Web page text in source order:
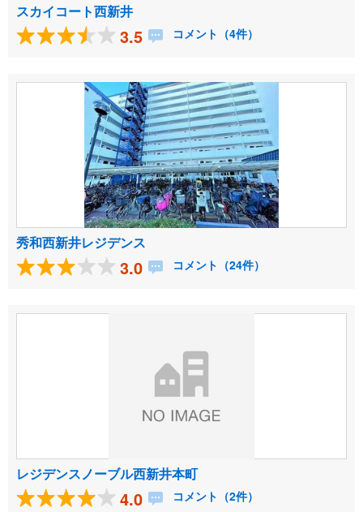
スカイコート西新井
3.5 コメント（4件）
秀和西新井レジデンス
3.0 コメント（24件）
レジデンスノーブル西新井本町
4.0 コメント（2件）